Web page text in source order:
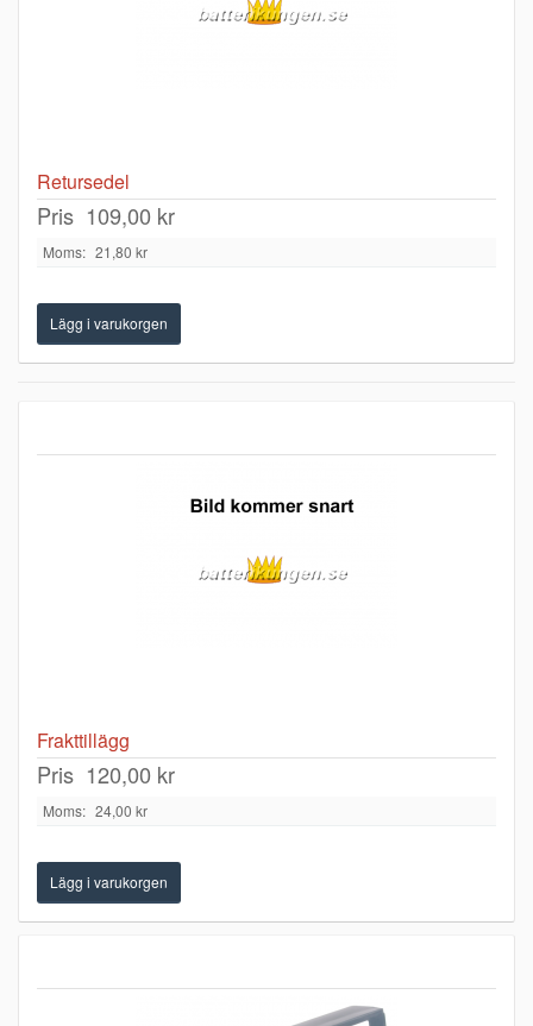
Retursedel
Pris 109,00 kr
Moms: 21,80 kr
Frakttillägg
Pris 120,00 kr
Moms: 24,00 kr